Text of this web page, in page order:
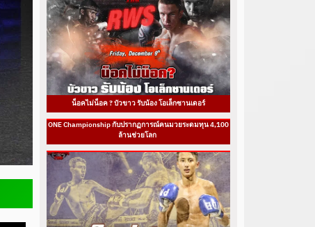
น็อคไม่น็อค ? บัวขาว รับน้อง โอเล็กซานเดอร์
ONE Championship กับปรากฏการณ์คนมวยระดมทุน 4,100
ล้านช่วยโลก